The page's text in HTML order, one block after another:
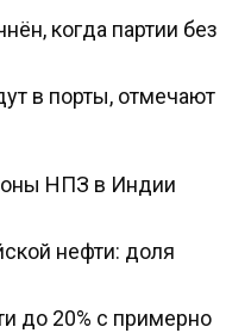
когда партии без
в порты, отмечают
НПЗ в Индии
нефти: доля
до 20% с примерно